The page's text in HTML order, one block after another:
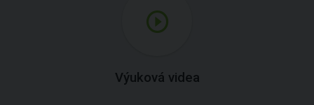
Výuková videa